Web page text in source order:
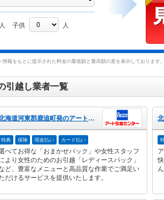
人 子供 人
報をもとに提示された料金の最低額と最高額の差を表示しております
引越し業者一覧
北海道河東郡鹿追町発のアート引越センター
特典 保険 現金払い カード払い
べてお得な「おまかせパック」や女性スタッフ
より女性のためのお引越「レディースパック」
ど、豊富なメニューと高品質な作業でご満足い
だけるサービスを提供いたします。